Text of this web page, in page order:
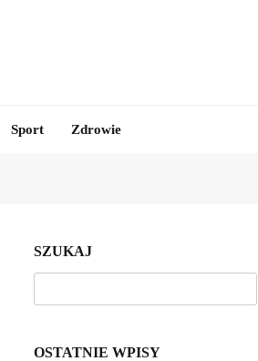
Sport Zdrowie
SZUKAJ
OSTATNIE WPISY